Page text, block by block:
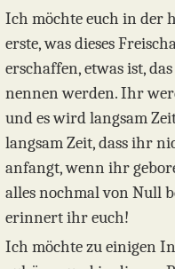
Ich möchte euch in der
erste, was dieses
erschaffen, etwas ist,
nennen werden. Ihr
und es wird langsam
langsam Zeit, dass ihr
anfangt, wenn ihr
alles nochmal von Null
erinnert ihr euch!
Ich möchte zu einigen